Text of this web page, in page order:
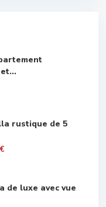
rustique de 5
de luxe avec vue